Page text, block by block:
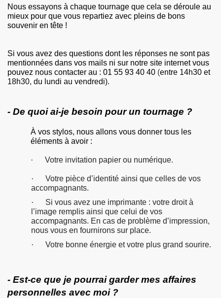
Nous essayons à chaque tournage que cela se déroule au
mieux pour que vous repartiez avec pleins de bons
souvenir en tête !
Si vous avez des questions dont les réponses ne sont pas
mentionnées dans vos mails ni sur notre site internet vous
pouvez nous contacter au : 01 55 93 40 40 (entre 14h30 et
18h30, du lundi au vendredi).
- De quoi ai-je besoin pour un tournage ?
À vos stylos, nous allons vous donner tous les
éléments à avoir :
·Votre invitation papier ou numérique.
· Votre pièce d’identité ainsi que celles de vos
accompagnants.
· Si vous avez une imprimante : votre droit à
l’image remplis ainsi que celui de vos
accompagnants. En cas de problème d’impression,
nous vous en fournirons sur place.
· Votre bonne énergie et votre plus grand sourire.
- Est-ce que je pourrai garder mes affaires
personnelles avec moi ?